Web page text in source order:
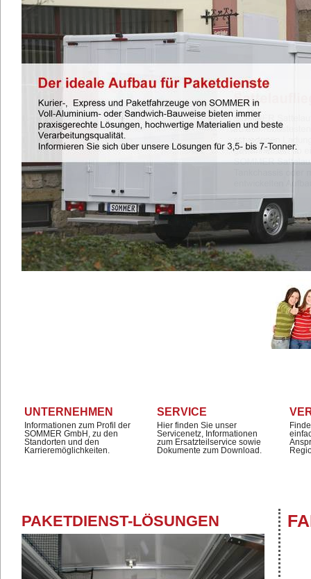
UNTERNEHMEN
Informationen zum Profil der
SOMMER GmbH, zu den
Standorten und den
Karrieremöglichkeiten.
SERVICE
Hier finden Sie unser
Servicenetz, Informationen
zum Ersatzteilservice sowie
Dokumente zum Download.
PAKETDIENST-LÖSUNGEN